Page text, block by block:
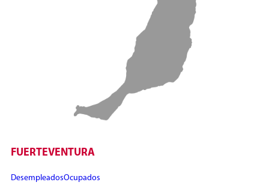
FUERTEVENTURA
DesempleadosOcupados